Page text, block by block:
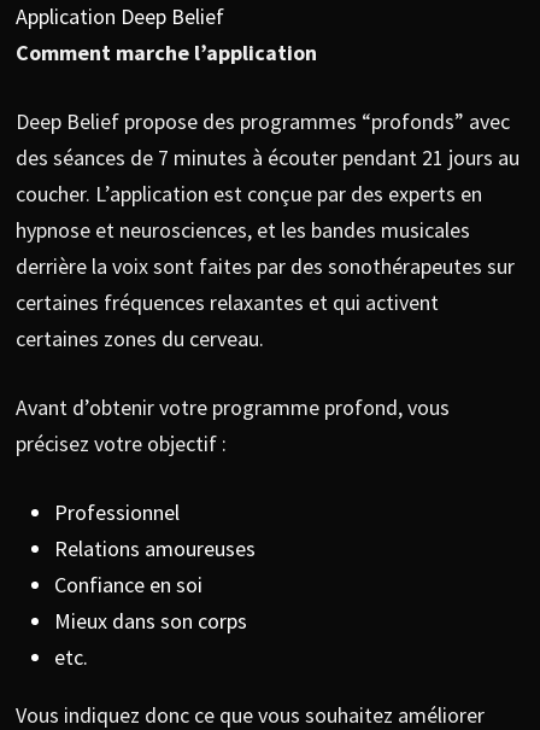
Application Deep Belief
Comment marche l’application
Deep Belief propose des programmes “profonds” avec
des séances de 7 minutes à écouter pendant 21 jours au
coucher. L’application est conçue par des experts en
hypnose et neurosciences, et les bandes musicales
derrière la voix sont faites par des sonothérapeutes sur
certaines fréquences relaxantes et qui activent
certaines zones du cerveau.
Avant d’obtenir votre programme profond, vous
précisez votre objectif :
Professionnel
Relations amoureuses
Confiance en soi
Mieux dans son corps
etc.
Vous indiquez donc ce que vous souhaitez améliorer